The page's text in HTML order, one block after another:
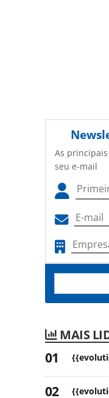
As
seu e-mail
MAIS